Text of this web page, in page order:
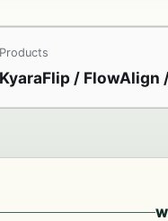
Products
KyaraFlip / FlowAlign